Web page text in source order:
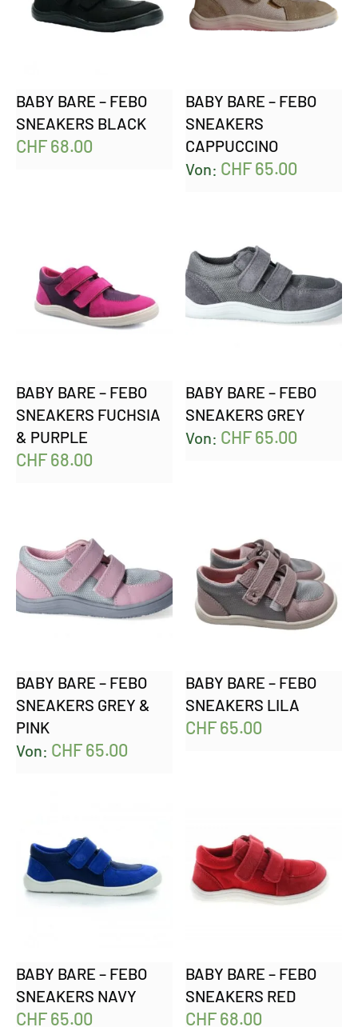
BABY BARE – FEBO
SNEAKERS BLACK
CHF68.00
BABY BARE – FEBO
SNEAKERS
CAPPUCCINO
Von: CHF65.00
BABY BARE – FEBO
SNEAKERS FUCHSIA
& PURPLE
CHF68.00
BABY BARE – FEBO
SNEAKERS GREY
Von: CHF65.00
BABY BARE – FEBO
SNEAKERS GREY &
PINK
Von: CHF65.00
BABY BARE – FEBO
SNEAKERS LILA
CHF65.00
BABY BARE – FEBO
SNEAKERS NAVY
CHF65.00
BABY BARE – FEBO
SNEAKERS RED
CHF68.00